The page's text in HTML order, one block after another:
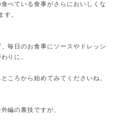
べている食事がさらにおいしくな
す。
毎日のお食事にソースやドレッシ
りに、
ころから始めてみてくださいね。
編の裏技ですが、